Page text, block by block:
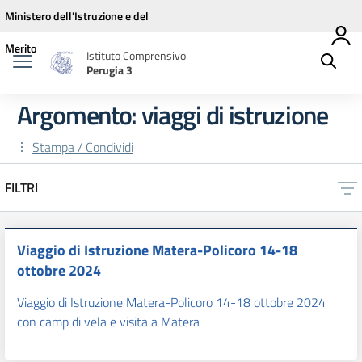
Vai ai contenuti
Vai al menu di navigazione
Vai al footer
Ministero dell'Istruzione e del
Merito
Istituto Comprensivo
Perugia 3
Argomento: viaggi di istruzione
Stampa / Condividi
FILTRI
Viaggio di Istruzione Matera-Policoro 14-18
ottobre 2024
Viaggio di Istruzione Matera-Policoro 14-18 ottobre 2024
con camp di vela e visita a Matera